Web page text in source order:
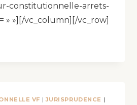
constitutionnelle-arrets-
» »][/vc_column][/vc_row]
VF |JURISPRUDENCE |